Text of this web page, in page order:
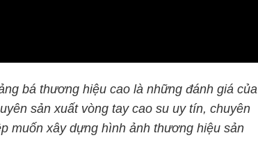
bá thương hiệu cao là những đánh giá của
sản xuất vòng tay cao su uy tín, chuyên
muốn xây dựng hình ảnh thương hiệu sản